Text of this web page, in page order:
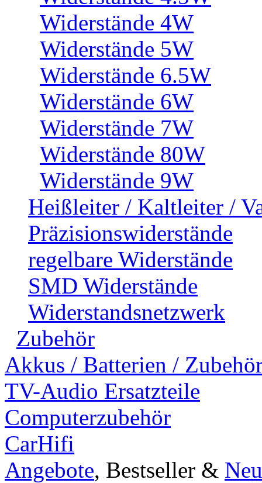
Widerstände 4W
Widerstände 5W
Widerstände 6.5W
Widerstände 6W
Widerstände 7W
Widerstände 80W
Widerstände 9W
Heißleiter / Kaltleiter /
Präzisionswiderstände
regelbare Widerstände
SMD Widerstände
Widerstandsnetzwerk
Zubehör
Akkus / Batterien /
TV-Audio Ersatzteile
Computerzubehör
CarHifi
Angebote, Bestseller &